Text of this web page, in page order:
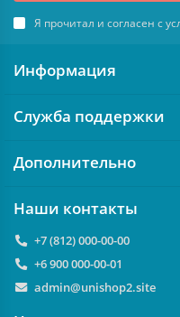
Я прочитал и согласен с
Информация
Служба поддержки
Дополнительно
Наши контакты
+7 (812) 000-00-00
+6 900 000-00-01
admin@unishop2.site